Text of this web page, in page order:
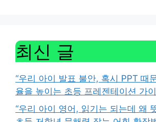
최신 글
“우리 아이 발표 불안, 혹시 PPT 때
율을 높이는 초등 프레젠테이션 가
“우리 아이 영어, 읽기는 되는데 왜